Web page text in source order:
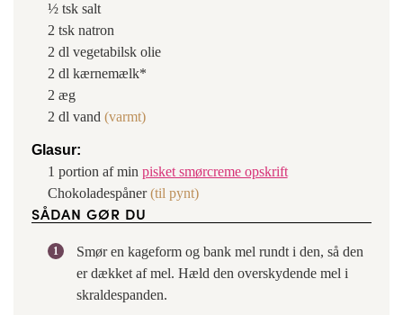
½ tsk salt
2 tsk natron
2 dl vegetabilsk olie
2 dl kærnemælk*
2 æg
2 dl vand (varmt)
Glasur:
1 portion af min pisket smørcreme opskrift
Chokoladespåner(til pynt)
SÅDAN GØR DU
Smør en kageform og bank mel rundt i den, så den
er dækket af mel. Hæld den overskydende mel i
skraldespanden.